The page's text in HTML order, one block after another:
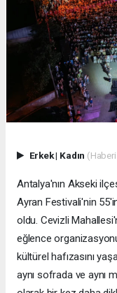
Erkek| Kadın
Antalya'nın Akseki
Ayran Festivali'nin
oldu. Cevizli
eğlence
kültürel hafızasını
aynı sofrada ve aynı